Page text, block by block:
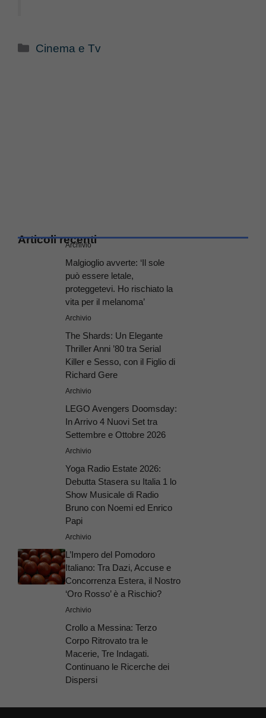
Categorie
Cinema e Tv
Articoli recenti
Archivio
Malgioglio avverte: ‘Il sole
può essere letale,
proteggetevi. Ho rischiato la
vita per il melanoma’
Archivio
The Shards: Un Elegante
Thriller Anni ’80 tra Serial
Killer e Sesso, con il Figlio di
Richard Gere
Archivio
LEGO Avengers Doomsday:
In Arrivo 4 Nuovi Set tra
Settembre e Ottobre 2026
Archivio
Yoga Radio Estate 2026:
Debutta Stasera su Italia 1 lo
Show Musicale di Radio
Bruno con Noemi ed Enrico
Papi
Archivio
L’Impero del Pomodoro
Italiano: Tra Dazi, Accuse e
Concorrenza Estera, il Nostro
‘Oro Rosso’ è a Rischio?
Archivio
Crollo a Messina: Terzo
Corpo Ritrovato tra le
Macerie, Tre Indagati.
Continuano le Ricerche dei
Dispersi